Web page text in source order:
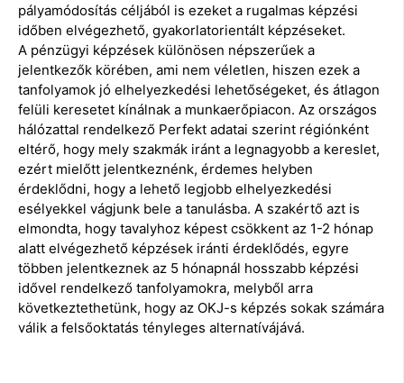
pályamódosítás céljából is ezeket a rugalmas képzési
időben elvégezhető, gyakorlatorientált képzéseket.
A pénzügyi képzések különösen népszerűek a
jelentkezők körében, ami nem véletlen, hiszen ezek a
tanfolyamok jó elhelyezkedési lehetőségeket, és átlagon
felüli keresetet kínálnak a munkaerőpiacon. Az országos
hálózattal rendelkező Perfekt adatai szerint régiónként
eltérő, hogy mely szakmák iránt a legnagyobb a kereslet,
ezért mielőtt jelentkeznénk, érdemes helyben
érdeklődni, hogy a lehető legjobb elhelyezkedési
esélyekkel vágjunk bele a tanulásba. A szakértő azt is
elmondta, hogy tavalyhoz képest csökkent az 1-2 hónap
alatt elvégezhető képzések iránti érdeklődés, egyre
többen jelentkeznek az 5 hónapnál hosszabb képzési
idővel rendelkező tanfolyamokra, melyből arra
következtethetünk, hogy az OKJ-s képzés sokak számára
válik a felsőoktatás tényleges alternatívájává.